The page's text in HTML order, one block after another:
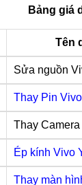
Bảng giá
Tên
Sửa nguồn
Thay Pin
Thay
Ép kính Vivo
Thay màn